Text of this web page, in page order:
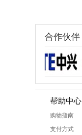
合作伙伴
帮助中心
购物指南
支付方式